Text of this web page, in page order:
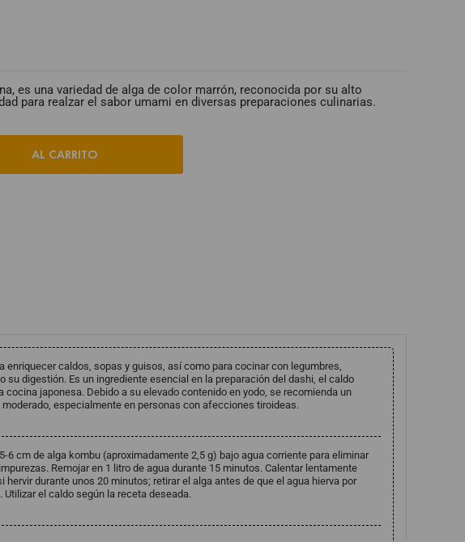
es una variedad de alga de color marrón, reconocida por su alto
para realzar el sabor umami en diversas preparaciones culinarias.
AL CARRITO
enriquecer caldos, sopas y guisos, así como para cocinar con legumbres,
su digestión. Es un ingrediente esencial en la preparación del dashi, el caldo
cocina japonesa. Debido a su elevado contenido en yodo, se recomienda un
especialmente en personas con afecciones tiroideas.
6 cm de alga kombu (aproximadamente 2,5 g) bajo agua corriente para eliminar
Remojar en 1 litro de agua durante 15 minutos. Calentar lentamente
hervir durante unos 20 minutos; retirar el alga antes de que el agua hierva por
Utilizar el caldo según la receta deseada.